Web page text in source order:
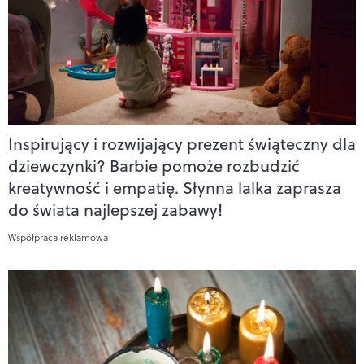
Inspirujący i rozwijający prezent świąteczny dla
dziewczynki? Barbie pomoże rozbudzić
kreatywność i empatię. Słynna lalka zaprasza
do świata najlepszej zabawy!
Współpraca reklamowa